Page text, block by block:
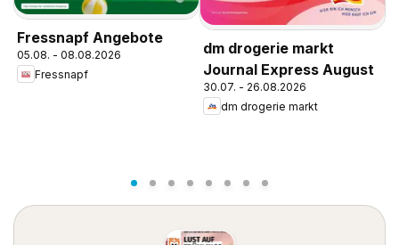
Fressnapf Angebote
05.08. - 08.08.2026
Fressnapf
dm drogerie markt
Journal Express August
30.07. - 26.08.2026
dm drogerie markt